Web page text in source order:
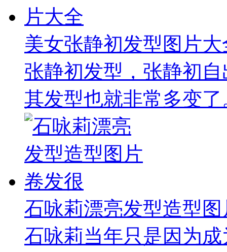
美女张静初发型图片大
张静初发型，张静初
其发型也就非常多变
石咏莉漂亮发型造型
石咏莉当年只是因为